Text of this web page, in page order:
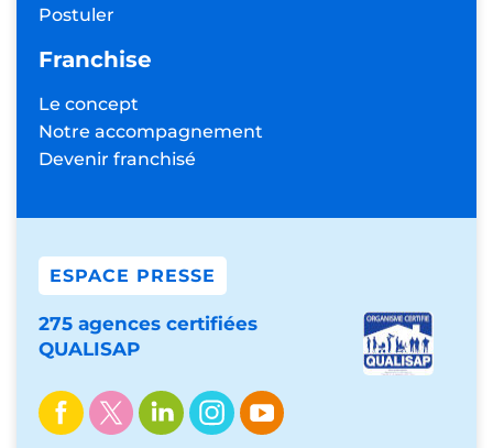
Postuler
Franchise
Le concept
Notre accompagnement
Devenir franchisé
ESPACE PRESSE
275 agences certifiées
QUALISAP